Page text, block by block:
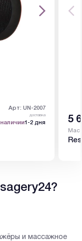
Арт: UN-2007
доставка
1-2 дня
5
и массажное